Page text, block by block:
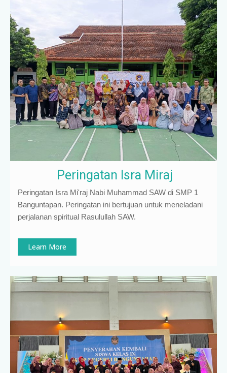
Peringatan Isra Miraj
Peringatan Isra Mi'raj Nabi Muhammad SAW di SMP 1
Banguntapan. Peringatan ini bertujuan untuk meneladani
perjalanan spiritual Rasulullah SAW.
Learn More